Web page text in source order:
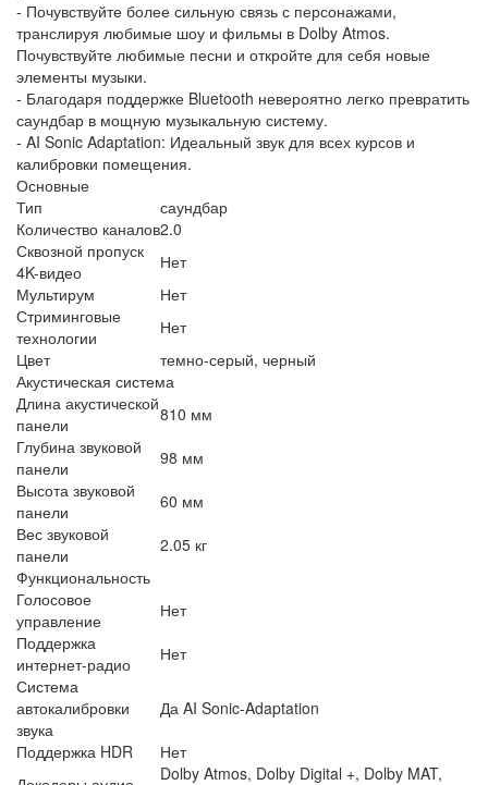
- Почувствуйте более сильную связь с персонажами,
транслируя любимые шоу и фильмы в Dolby Atmos.
Почувствуйте любимые песни и откройте для себя новые
элементы музыки.
- Благодаря поддержке Bluetooth невероятно легко превратить
саундбар в мощную музыкальную систему.
- AI Sonic Adaptation: Идеальный звук для всех курсов и
калибровки помещения.
Основные
Тип
саундбар
Количество каналов2.0
Сквозной пропуск
4K-видео
Нет
Мультирум
Нет
Стриминговые
технологии
Нет
Цвет
темно-серый, черный
Акустическая система
Длина акустической
панели
810 мм
Глубина звуковой
панели
98 мм
Высота звуковой
панели
60 мм
Вес звуковой
панели
2.05 кг
Функциональность
Голосовое
управление
Нет
Поддержка
интернет-радио
Нет
Система
автокалибровки
звука
Да AI Sonic-Adaptation
Поддержка HDR
Нет
Dolby Atmos, Dolby Digital +, Dolby MAT,